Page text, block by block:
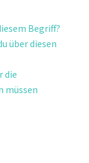
Begriff?
über diesen
die
müssen